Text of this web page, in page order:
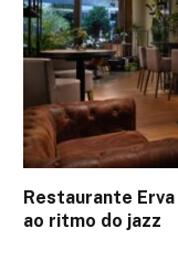
Restaurante
ao ritmo do jazz